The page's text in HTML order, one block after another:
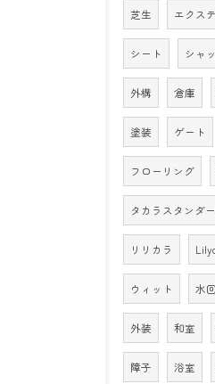
芝生 エクス
シート シャ
外構 倉庫
塗装 ゲート
フローリング
タカラスタンダ
リリカラ
ウィット 水
外装 和室
障子 浴室